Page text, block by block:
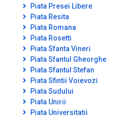
Piata Presei Libere
Piata Resita
Piata Romana
Piata Rosetti
Piata Sfanta Vineri
Piata Sfantul Gheorghe
Piata Sfantul Stefan
Piata Sfintii Voievozi
Piata Sudului
Piata Unirii
Piata Universitatii